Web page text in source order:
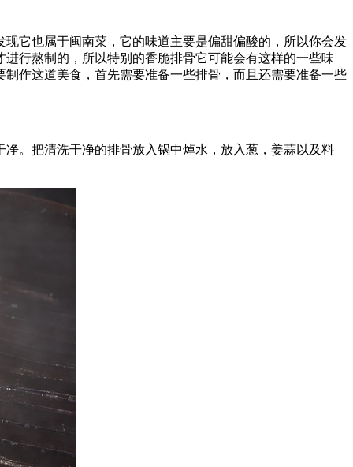
它也属于闽南菜，它的味道主要是偏甜偏酸的，所以你会发
行熬制的，所以特别的香脆排骨它可能会有这样的一些味
作这道美食，首先需要准备一些排骨，而且还需要准备一些
。把清洗干净的排骨放入锅中焯水，放入葱，姜蒜以及料